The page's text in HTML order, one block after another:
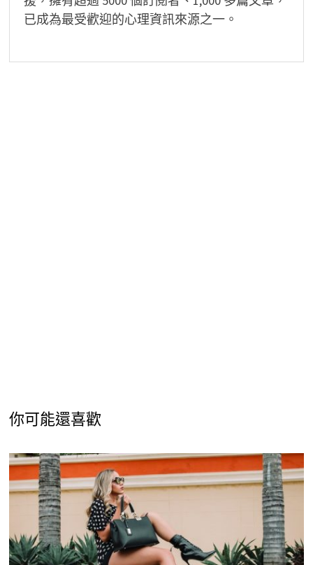
已成為最受歡迎的心理資訊來源之一。
你可能還喜歡